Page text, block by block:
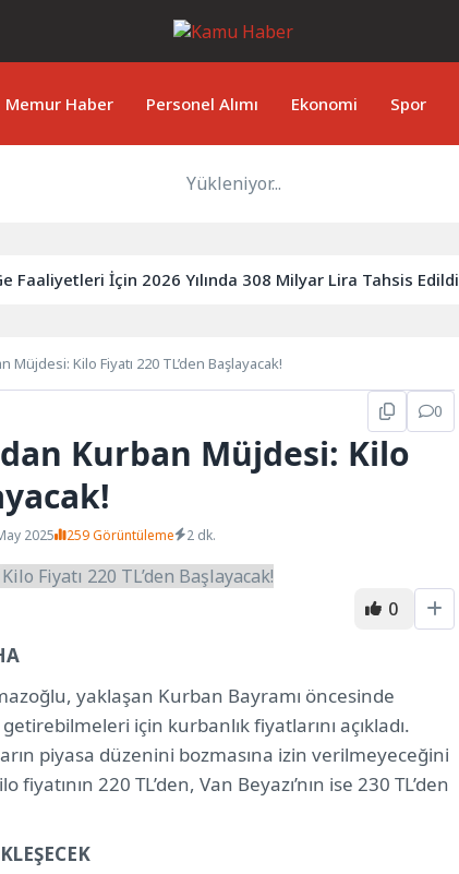
Memur Haber Personel Alımı Ekonomi Spor
Yükleniyor...
Faaliyetleri İçin 2026 Yılında 308 Milyar Lira Tahsis Edildi
Kilo Fiyatı 220 TL’den Başlayacak!
0
Kurban Müjdesi: Kilo
2025 259 Görüntüleme 2 dk.
0
yaklaşan Kurban Bayramı öncesinde
için kurbanlık fiyatlarını açıkladı.
piyasa düzenini bozmasına izin verilmeyeceğini
220 TL’den, Van Beyazı’nın ise 230 TL’den